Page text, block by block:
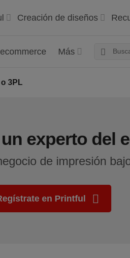
Creación de diseños
Más
3PL
experto del
de impresión
en Printful